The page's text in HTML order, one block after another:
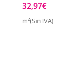
32,97€
m²(Sin IVA)